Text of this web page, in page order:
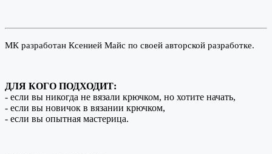
МК разработан Ксенией Майс по своей авторской разработке.
ДЛЯ КОГО ПОДХОДИТ:
- если вы никогда не вязали крючком, но хотите начать,
- если вы новичок в вязании крючком,
- если вы опытная мастерица.